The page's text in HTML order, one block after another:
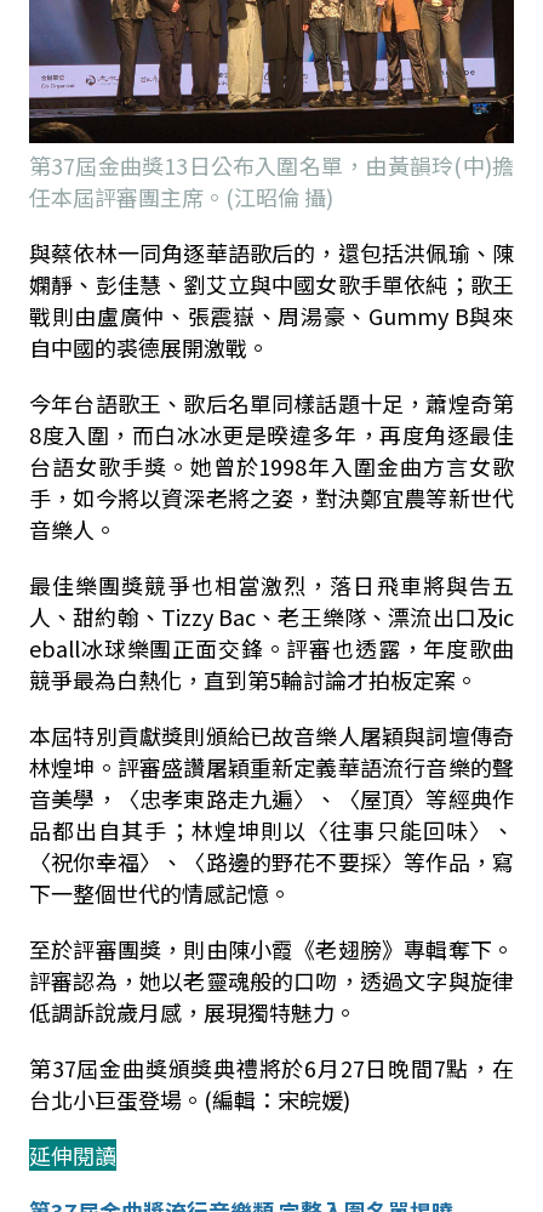
第37屆金曲獎13日公布入圍名單，由黃韻玲(中)擔
任本屆評審團主席。(江昭倫 攝)
與蔡依林一同角逐華語歌后的，還包括洪佩瑜、陳
嫻靜、彭佳慧、劉艾立與中國女歌手單依純；歌王
戰則由盧廣仲、張震嶽、周湯豪、 Gummy B與來
自中國的裘德展開激戰。
今年台語歌王、歌后名單同樣話題十足，蕭煌奇第
8度入圍，而白冰冰更是暌違多年，再度角逐最佳
台語女歌手獎。她曾於1998年入圍金曲方言女歌
手，如今將以資深老將之姿，對決鄭宜農等新世代
音樂人。
最佳樂團獎競爭也相當激烈，落日飛車將與告五
人、甜約翰、 Tizzy Bac 、老王樂隊、漂流出口及ic
eball冰球樂團正面交鋒。評審也透露，年度歌曲
競爭最為白熱化，直到第5輪討論才拍板定案。
本屆特別貢獻獎則頒給已故音樂人屠穎與詞壇傳奇
林煌坤。評審盛讚屠穎重新定義華語流行音樂的聲
音美學，〈忠孝東路走九遍〉、〈屋頂〉等經典作
品都出自其手；林煌坤則以〈往事只能回味〉、
〈祝你幸福〉、〈路邊的野花不要採〉等作品，寫
下一整個世代的情感記憶。
至於評審團獎，則由陳小霞《老翅膀》專輯奪下。
評審認為，她以老靈魂般的口吻，透過文字與旋律
低調訴說歲月感，展現獨特魅力。
第37屆金曲獎頒獎典禮將於6月27日晚間7點，在
台北小巨蛋登場。(編輯：宋皖媛)
延伸閱讀